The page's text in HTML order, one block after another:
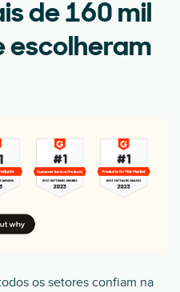
de 160 mil
escolheram
os setores confiam na